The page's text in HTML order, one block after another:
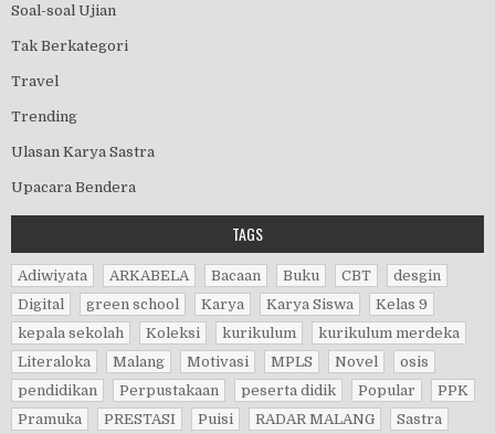
Soal-soal Ujian
Tak Berkategori
Travel
Trending
Ulasan Karya Sastra
Upacara Bendera
TAGS
Adiwiyata ARKABELA Bacaan Buku CBT
desgin
Digital
green school Karya Karya Siswa
Kelas 9
kepala sekolah
Koleksi kurikulum
kurikulum merdeka
Literaloka
Malang Motivasi MPLS Novel
osis
pendidikan
Perpustakaan peserta didik Popular
PPK
Pramuka
PRESTASI Puisi RADAR MALANG
Sastra